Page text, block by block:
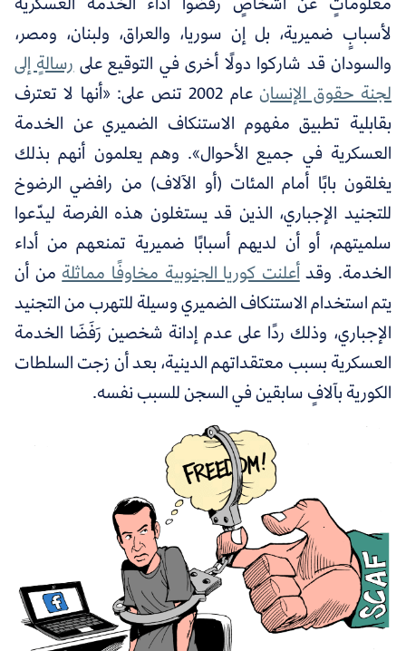
لأسبابٍ ضميرية، بل إن سوريا، والعراق، ولبنان، ومصر،
والسودان قد شاركوا دولًا أخرى في التوقيع علىرسالةٍ إلى
لجنة حقوق الإنسان
عام 2002 تنص على: «أنها لا تعترف
بقابلية تطبيق مفهوم الاستنكاف الضميري عن الخدمة
العسكرية في جميع الأحوال». وهم يعلمون أنهم بذلك
يغلقون بابًا أمام المئات (أو الآلاف) من رافضي الرضوخ
للتجنيد الإجباري، الذين قد يستغلون هذه الفرصة ليدّعوا
سلميتهم، أو أن لديهم أسبابًا ضميرية تمنعهم من أداء
الخدمة. وقدأعلنت كوريا الجنوبية مخاوفًا مماثلةمن أن
يتم استخدام الاستنكاف الضميري وسيلة للتهرب من التجنيد
الإجباري، وذلك ردًا على عدم إدانة شخصين رَفَضَا الخدمة
العسكرية بسبب معتقداتهم الدينية، بعد أن زجت السلطات
الكورية بآلافٍ سابقين في السجن للسبب نفسه.